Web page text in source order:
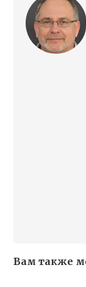
Вам также